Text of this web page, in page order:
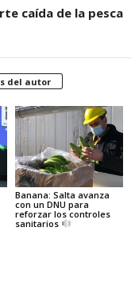
caída de la pesca
del autor
Banana: Salta avanza
con un DNU para
reforzar los controles
sanitarios